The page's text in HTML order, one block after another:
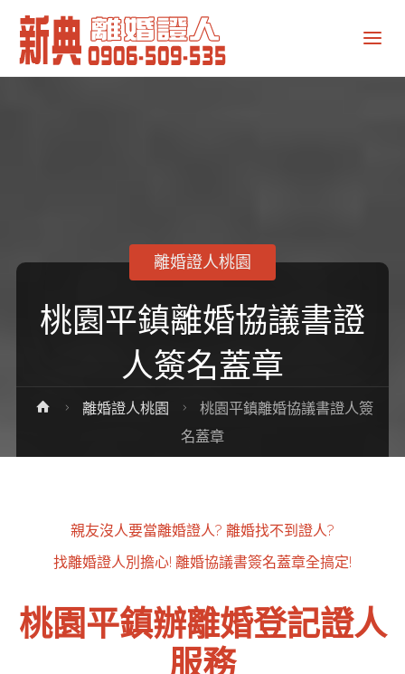
桃園平鎮離婚協議書證
人簽名蓋章
離婚證人桃園
Home離婚證人桃園
桃園平鎮離婚協議書證人簽
名蓋章
親友沒人要當離婚證人? 離婚找不到證人?
找離婚證人別擔心! 離婚協議書簽名蓋章全搞定!
桃園平鎮辦離婚登記證人
服務